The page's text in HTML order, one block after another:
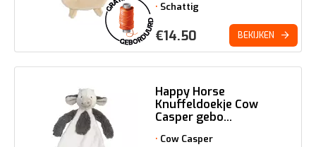
Schattig
€14.50 BEKIJKEN
Happy Horse
Knuffeldoekje Cow
Casper gebo...
Cow Casper